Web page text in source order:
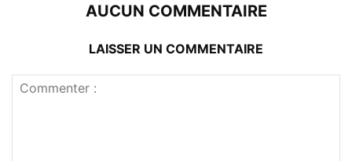
AUCUN COMMENTAIRE
LAISSER UN COMMENTAIRE